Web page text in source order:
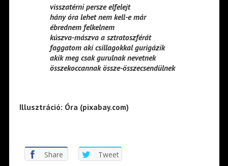
visszatérni persze elfelejt
hány óra lehet nem kell-e már
ébrednem felkelnem
kúszva-mászva a sztratoszférát
faggatom aki csillagokkal gurigázik
akik meg csak gurulnak nevetnek
összekoccannak össze-összecsendülnek
Illusztráció: Óra (pixabay.com)
Share Tweet